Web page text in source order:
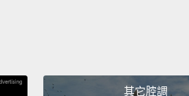
其它腔調